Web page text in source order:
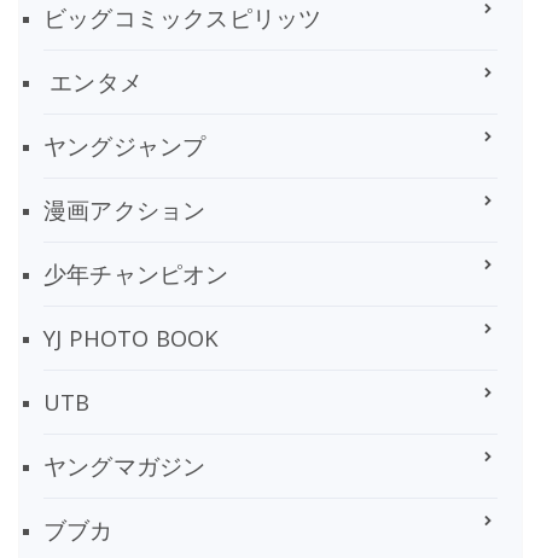
ビッグコミックスピリッツ
エンタメ
ヤングジャンプ
漫画アクション
少年チャンピオン
YJ PHOTO BOOK
UTB
ヤングマガジン
ブブカ